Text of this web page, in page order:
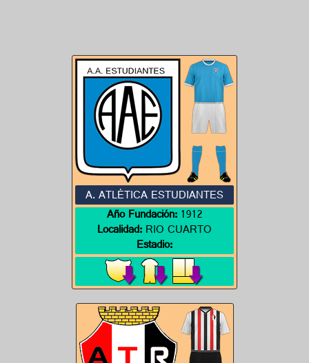
A. ATLÉTICA ESTUDIANTES
Año Fundación:1912
Localidad:RIO CUARTO
Estadio: